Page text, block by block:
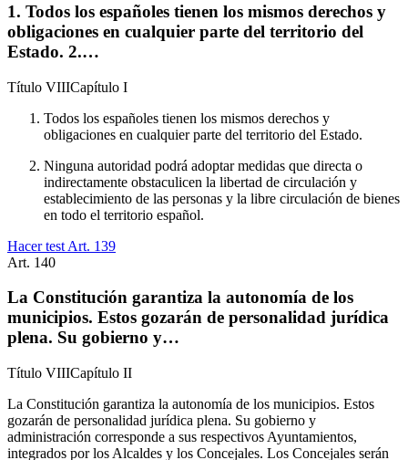
1. Todos los españoles tienen los mismos derechos y
obligaciones en cualquier parte del territorio del
Estado. 2.…
Título VIIICapítulo I
Todos los españoles tienen los mismos derechos y
obligaciones en cualquier parte del territorio del Estado.
Ninguna autoridad podrá adoptar medidas que directa o
indirectamente obstaculicen la libertad de circulación y
establecimiento de las personas y la libre circulación de bienes
en todo el territorio español.
Hacer test Art. 139
Art. 140
La Constitución garantiza la autonomía de los
municipios. Estos gozarán de personalidad jurídica
plena. Su gobierno y…
Título VIIICapítulo II
La Constitución garantiza la autonomía de los municipios. Estos
gozarán de personalidad jurídica plena. Su gobierno y
administración corresponde a sus respectivos Ayuntamientos,
integrados por los Alcaldes y los Concejales. Los Concejales serán